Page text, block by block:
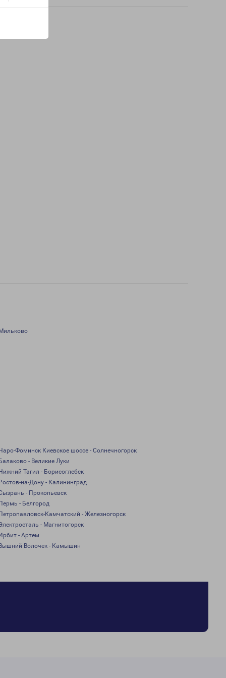
Фоминск Киевское шоссе - Солнечногорск
- Великие Луки
Тагил - Борисоглебск
на-Дону - Калининград
- Прокопьевск
- Белгород
Камчатский - Железногорск
- Магнитогорск
- Артем
Волочек - Камышин